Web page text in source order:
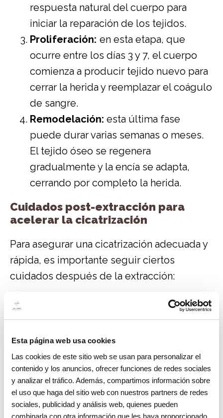
Esta página web usa cookies
Las cookies de este sitio web se usan para personalizar el
contenido y los anuncios, ofrecer funciones de redes sociales
y analizar el tráfico. Además, compartimos información sobre
el uso que haga del sitio web con nuestros partners de redes
sociales, publicidad y análisis web, quienes pueden
combinarla con otra información que les haya proporcionado
respuesta natural del cuerpo para
iniciar la reparación de los tejidos.
Proliferación: en esta etapa, que
ocurre entre los días 3 y 7, el cuerpo
comienza a producir tejido nuevo para
cerrar la herida y reemplazar el coágulo
de sangre.
Remodelación:esta última fase
puede durar varias semanas o meses.
El tejido óseo se regenera
gradualmente y la encía se adapta,
cerrando por completo la herida.
Cuidados post-extracción para
acelerar la cicatrización
Para asegurar una cicatrización adecuada y
rápida, es importante seguir ciertos
cuidados después de la extracción:
gasa sobre el área. Morder suavemente
sobre ella durante 30 a 60 minutos ayuda a
detener el sangrado y favorece la
formación del coágulo.